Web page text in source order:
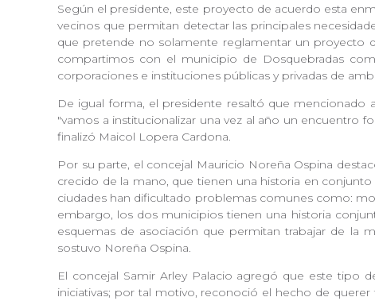
Según el presidente, este proyecto de acuerdo esta
vecinos que permitan detectar las principales
que pretende no solamente reglamentar un proyecto
compartimos con el municipio de Dosquebradas
corporaciones e instituciones públicas y privadas de
De igual forma, el presidente resaltó que mencionado
"vamos a institucionalizar una vez al año un encuentro
finalizó Maicol Lopera Cardona.
Por su parte, el concejal Mauricio Noreña Ospina
crecido de la mano, que tienen una historia en
ciudades han dificultado problemas comunes como:
embargo, los dos municipios tienen una historia
esquemas de asociación que permitan trabajar de la
sostuvo Noreña Ospina.
El concejal Samir Arley Palacio agregó que este tipo
iniciativas; por tal motivo, reconoció el hecho de